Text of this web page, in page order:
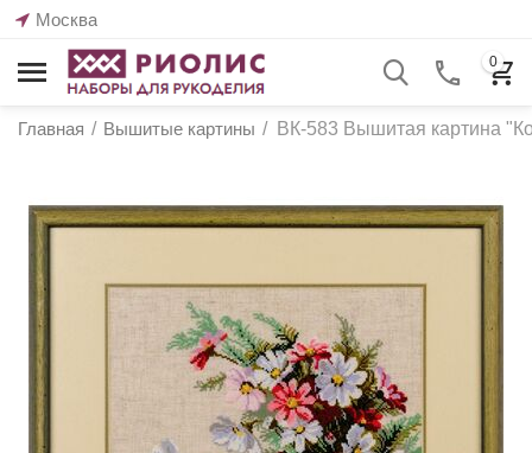
Москва
0
Главная / Вышитые картины / ВК-583 Вышитая картина